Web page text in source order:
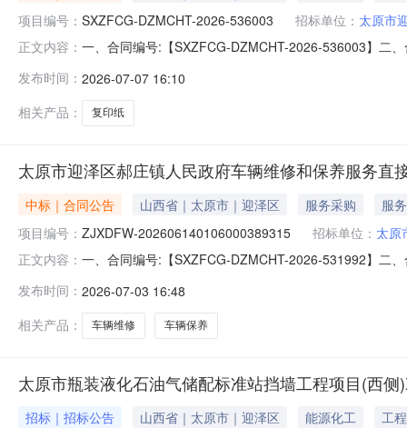
项目编号： SXZFCG-DZMCHT-2026-536003 招标单位： 太原市
正文内容： 一、合同编号:【SXZFCG-DZMCHT-2026-536003】二
西同晟志鑫科技有限公司】地址：汇丰街道联系人：梁
列;
发布时间： 2026-07-07 16:10
相关产品：
复印纸
太原市迎泽区郝庄镇人民政府车辆维修和保养服务直
中标｜合同公告 山西省｜太原市｜迎泽区 服务采购
服务
项目编号： ZJXDFW-202606140106000389315 招标单位： 太原
正文内容： 一、合同编号:【SXZFCG-DZMCHT-2026-531992】二
山西省太原市迎泽区朝阳街58号联系人：陈毅东供应商
标的
发布时间： 2026-07-03 16:48
相关产品：
车辆维修 车辆保养
太原市瓶装液化石油气储配标准站挡墙工程项目(西侧
招标｜招标公告 山西省｜太原市｜迎泽区 能源化工
工程